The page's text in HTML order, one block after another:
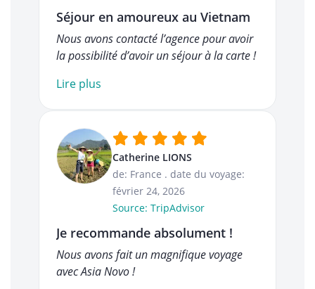
Séjour en amoureux au Vietnam
Nous avons contacté l’agence pour avoir
la possibilité d’avoir un séjour à la carte !
Lire plus
Catherine LIONS
de: France . date du voyage:
février 24, 2026
Source: TripAdvisor
Je recommande absolument !
Nous avons fait un magnifique voyage
avec Asia Novo !